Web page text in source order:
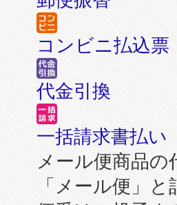
コンビニ払込票
代金引換
一括請求書払い
メール便商品の
「メール便」